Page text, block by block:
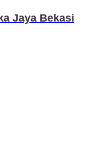
Jaya Bekasi